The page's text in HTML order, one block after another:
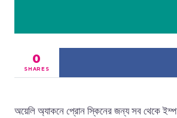
0
SHARES
অয়েলি অ্যাকনে প্রোন স্কিনের জন্য সব থেকে